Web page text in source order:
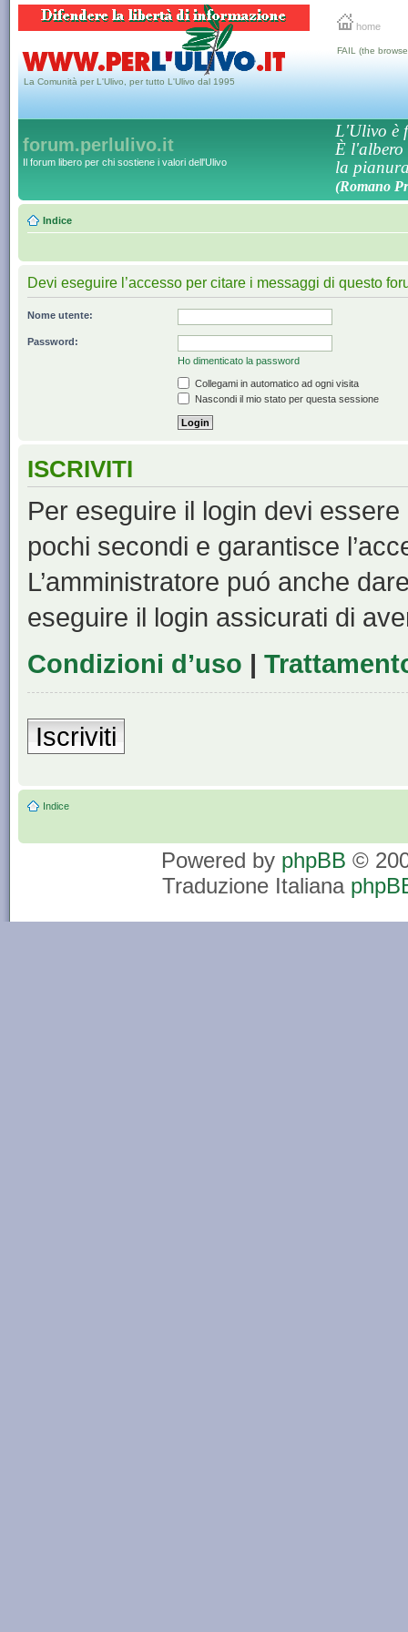
home
La Comunità per L'Ulivo, per tutto L'Ulivo dal 1995
FAIL (the
forum.perlulivo.it
Il forum libero per chi sostiene i valori dell'Ulivo
L'Ulivo è
È l'albero
la
(Romano
Indice
Devi eseguire l’accesso per citare i messaggi di questo
Nome utente:
Password:
Ho dimenticato la password
Collegami in automatico ad ogni visita
Nascondi il mio stato per questa sessione
ISCRIVITI
Per eseguire il login devi
pochi secondi e garantisce
L’amministratore puó anche
eseguire il login assicurati di
Condizioni d’uso |
Iscriviti
Indice
Powered by phpBB ©
Traduzione Italiana